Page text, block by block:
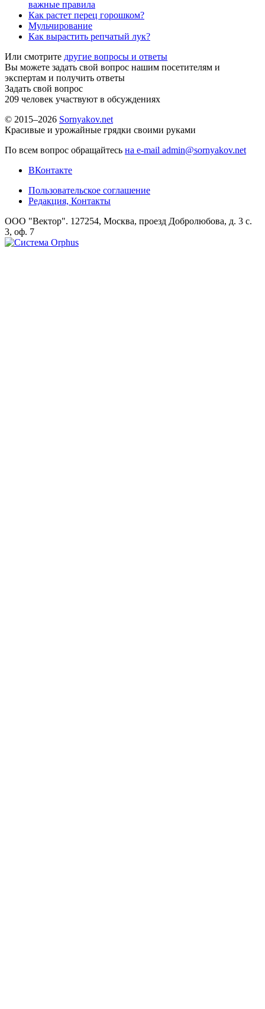
важные правила
Как растет перец горошком?
Мульчирование
Как вырастить репчатый лук?
Или смотрите другие вопросы и ответы
Вы можете задать свой вопрос нашим посетителям и
экспертам и получить ответы
Задать свой вопрос
209 человек участвуют в обсуждениях
© 2015–2026 Sornyakov.net
Красивые и урожайные грядки своими руками
По всем вопрос обращайтесь на e-mail admin@sornyakov.net
ВКонтакте
Пользовательское соглашение
Редакция, Контакты
ООО "Вектор". 127254, Москва, проезд Добролюбова, д. 3 с.
3, оф. 7